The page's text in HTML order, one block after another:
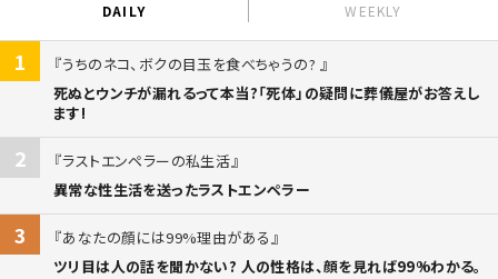
DAILY WEEKLY
1
うちのネコ、ボクの目玉を食べちゃうの?
死ぬとウンチが漏れるって本当?「死体」の疑問に葬儀屋がお答えし
ます!
2
ラストエンペラーの私生活
異常な性生活を送ったラストエンペラー
3
あなたの顔には99%理由がある
ツリ目は人の話を聞かない? 人の性格は、顔を見れば99%わかる。